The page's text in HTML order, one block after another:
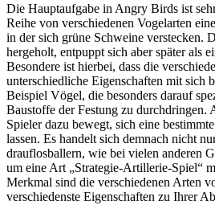
Die Hauptaufgabe in Angry Birds ist
Reihe von verschiedenen Vogelarten
in der sich grüne Schweine verstecken.
hergeholt, entpuppt sich aber später als
Besondere ist hierbei, dass die
unterschiedliche Eigenschaften mit sich
Beispiel Vögel, die besonders darauf
Baustoffe der Festung zu durchdringen.
Spieler dazu bewegt, sich eine
lassen. Es handelt sich demnach nicht
drauflosballern, wie bei vielen anderen
um eine Art „Strategie-Artillerie-Spiel“
Merkmal sind die verschiedenen Arten
verschiedenste Eigenschaften zu Ihrer